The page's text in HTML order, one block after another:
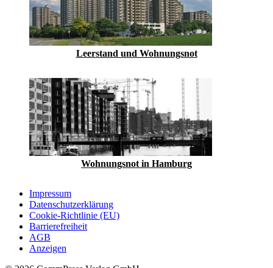
Leerstand und Wohnungsnot
Wohnungsnot in Hamburg
Impressum
Datenschutzerklärung
Cookie-Richtlinie (EU)
Barrierefreiheit
AGB
Anzeigen